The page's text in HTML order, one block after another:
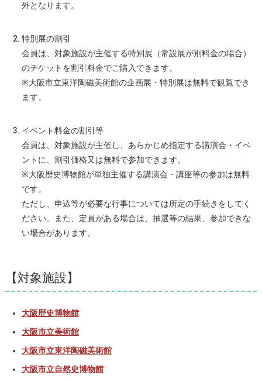
外となります。
特別展の割引
会員は、対象施設が主催する特別展（常設展が別料金の場合）
のチケットを割引料金でご購入できます。
※大阪市立東洋陶磁美術館の企画展・特別展は無料で観覧でき
ます。
イベント料金の割引等
会員は、対象施設が主催し、あらかじめ指定する講演会・イベ
ントに、割引価格又は無料で参加できます。
※大阪歴史博物館が単独主催する講演会・講座等の参加は無料
です。
ただし、申込等が必要な行事については所定の手続きをしてく
ださい。また、定員がある場合は、抽選等の結果、参加できな
い場合があります。
【対象施設】
大阪歴史博物館
大阪市立美術館
大阪市立東洋陶磁美術館
大阪市立自然史博物館